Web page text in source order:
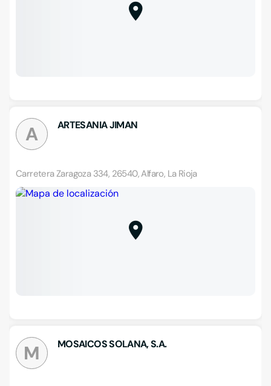
A ARTESANIA JIMAN
Carretera Zaragoza 334, 26540, Alfaro, La Rioja
M MOSAICOS SOLANA, S.A.